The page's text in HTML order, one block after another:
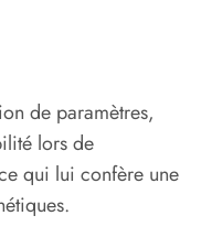
de paramètres,
lors de
qui lui confère une